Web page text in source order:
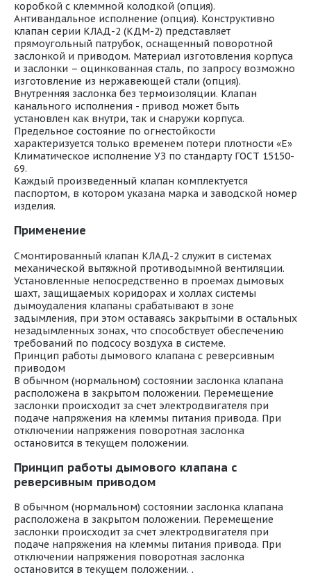
коробкой с клеммной колодкой (опция).
Антивандальное исполнение (опция). Конструктивно
клапан серии КЛАД-2 (КДМ-2) представляет
прямоугольный патрубок, оснащенный поворотной
заслонкой и приводом. Материал изготовления корпуса
и заслонки – оцинкованная сталь, по запросу возможно
изготовление из нержавеющей стали (опция).
Внутренняя заслонка без термоизоляции. Клапан
канального исполнения - привод может быть
установлен как внутри, так и снаружи корпуса.
Предельное состояние по огнестойкости
характеризуется только временем потери плотности «Е»
Климатическое исполнение УЗ по стандарту ГОСТ 15150-
69.
Каждый произведенный клапан комплектуется
паспортом, в котором указана марка и заводской номер
изделия.
Применение
Смонтированный клапан КЛАД-2 служит в системах
механической вытяжной противодымной вентиляции.
Установленные непосредственно в проемах дымовых
шахт, защищаемых коридорах и холлах системы
дымоудаления клапаны срабатывают в зоне
задымления, при этом оставаясь закрытыми в остальных
незадымленных зонах, что способствует обеспечению
требований по подсосу воздуха в системе.
Принцип работы дымового клапана с реверсивным
приводом
В обычном (нормальном) состоянии заслонка клапана
расположена в закрытом положении. Перемещение
заслонки происходит за счет электродвигателя при
подаче напряжения на клеммы питания привода. При
отключении напряжения поворотная заслонка
остановится в текущем положении.
Принцип работы дымового клапана с
реверсивным приводом
В обычном (нормальном) состоянии заслонка клапана
расположена в закрытом положении. Перемещение
заслонки происходит за счет электродвигателя при
подаче напряжения на клеммы питания привода. При
отключении напряжения поворотная заслонка
остановится в текущем положении. .